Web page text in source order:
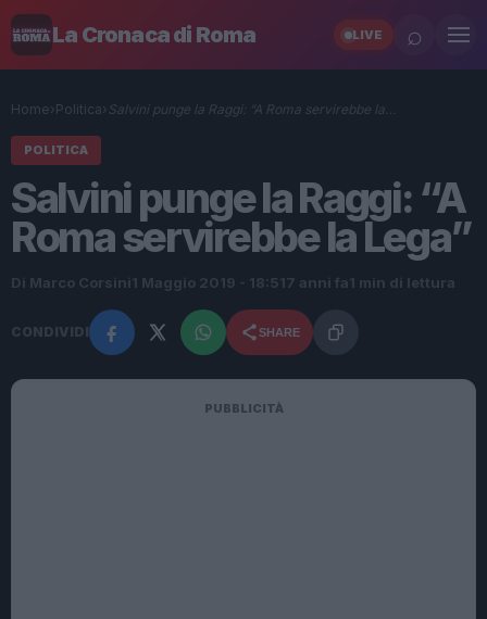
La Cronaca di Roma LIVE ⌕
Home› Politica› Salvini punge la Raggi: “A Roma servirebbe la…
POLITICA
Salvini punge la Raggi: “A
Roma servirebbe la Lega”
Di Marco Corsini 1 Maggio 2019 - 18:517 anni fa 1 min di lettura
CONDIVIDI SHARE
PUBBLICITÀ